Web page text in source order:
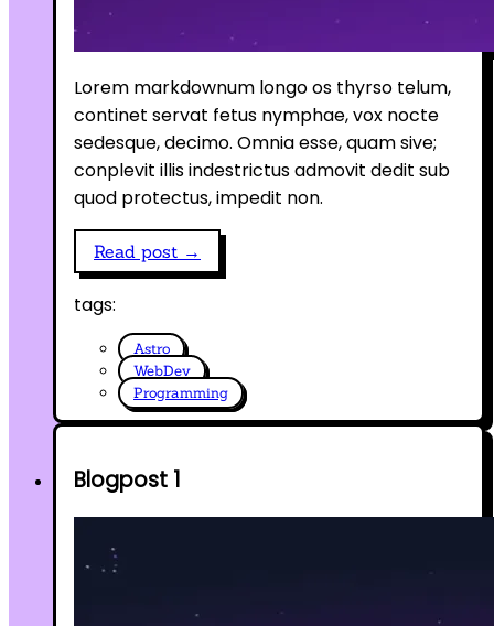
Lorem markdownum longo os thyrso telum,
continet servat fetus nymphae, vox nocte
sedesque, decimo. Omnia esse, quam sive;
conplevit illis indestrictus admovit dedit sub
quod protectus, impedit non.
Read post →
tags:
Astro
WebDev
Programming
Blogpost 1